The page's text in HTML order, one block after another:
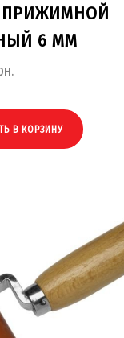
ПРИЖИМНОЙ
6 ММ
В КОРЗИНУ